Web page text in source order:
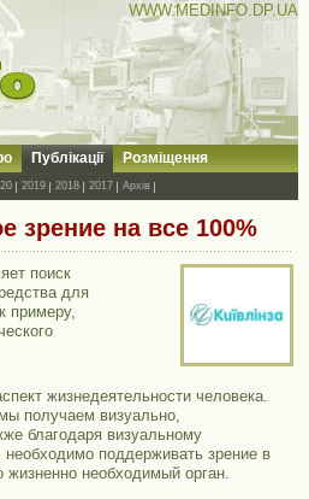
WWW.MEDINFO.DP.UA
Публікації Розміщення
2019 2018 2017 Архів
зрение на все 100%
поиск
для
примеру,
жизнедеятельности человека.
получаем визуально,
благодаря визуальному
поддерживать зрение в
жизненно необходимый орган.